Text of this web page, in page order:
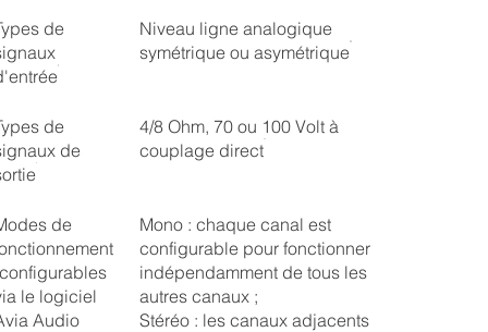
de
Niveau ligne analogique
symétrique ou asymétrique
de
de
4/8 Ohm, 70 ou 100 Volt à
couplage direct
de
le logiciel
Audio
Mono : chaque canal est
configurable pour fonctionner
indépendamment de tous les
autres canaux ;
Stéréo : les canaux adjacents